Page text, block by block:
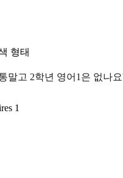
형태
말고 2학년 영어1은 없나요
1